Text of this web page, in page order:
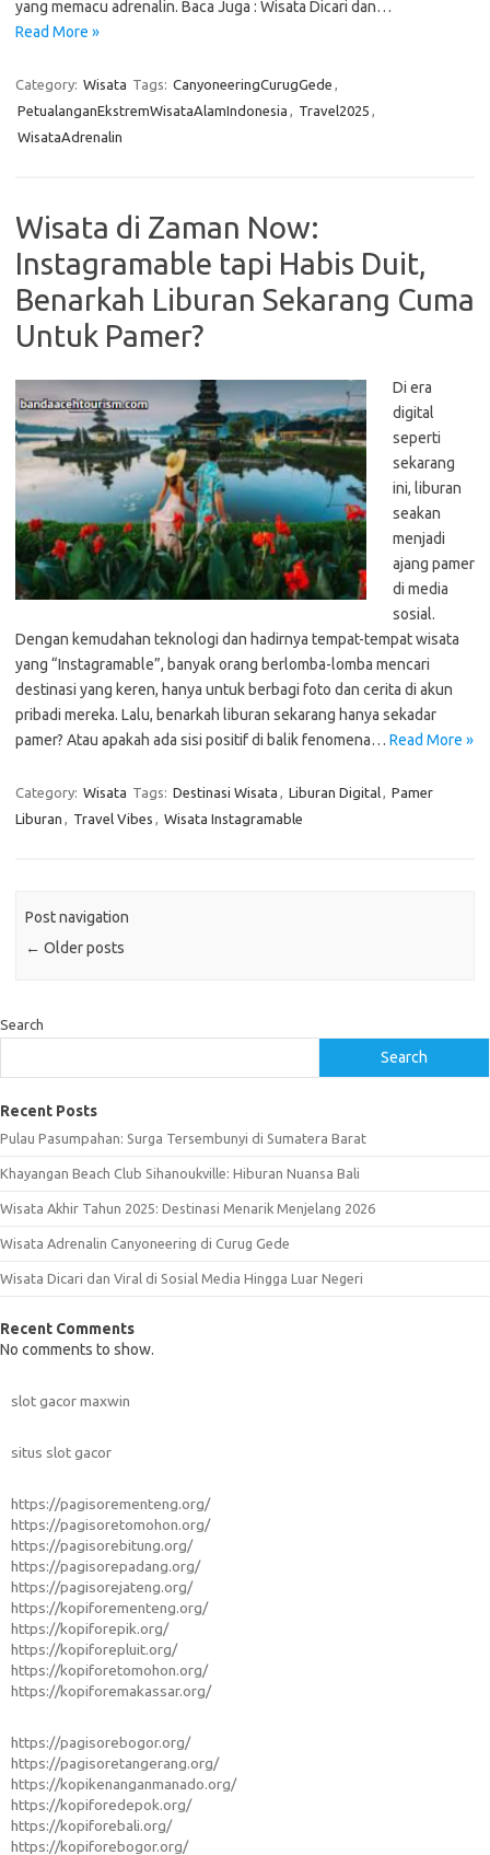
yang memacu adrenalin. Baca Juga : Wisata Dicari dan…
Read More »
Category: Wisata Tags: CanyoneeringCurugGede ,
PetualanganEkstremWisataAlamIndonesia , Travel2025 ,
WisataAdrenalin
Wisata di Zaman Now:
Instagramable tapi Habis Duit,
Benarkah Liburan Sekarang Cuma
Untuk Pamer?
Di era
digital
seperti
sekarang
ini, liburan
seakan
menjadi
ajang pamer
di media
sosial.
Dengan kemudahan teknologi dan hadirnya tempat-tempat wisata
yang “Instagramable”, banyak orang berlomba-lomba mencari
destinasi yang keren, hanya untuk berbagi foto dan cerita di akun
pribadi mereka. Lalu, benarkah liburan sekarang hanya sekadar
pamer? Atau apakah ada sisi positif di balik fenomena… Read More »
Category: Wisata Tags: Destinasi Wisata , Liburan Digital, Pamer
Liburan , Travel Vibes , Wisata Instagramable
Post navigation
← Older posts
Search
Search
Recent Posts
Pulau Pasumpahan: Surga Tersembunyi di Sumatera Barat
Khayangan Beach Club Sihanoukville: Hiburan Nuansa Bali
Wisata Akhir Tahun 2025: Destinasi Menarik Menjelang 2026
Wisata Adrenalin Canyoneering di Curug Gede
Wisata Dicari dan Viral di Sosial Media Hingga Luar Negeri
Recent Comments
No comments to show.
slot gacor maxwin
situs slot gacor
https://pagisorementeng.org/
https://pagisoretomohon.org/
https://pagisorebitung.org/
https://pagisorepadang.org/
https://pagisorejateng.org/
https://kopiforementeng.org/
https://kopiforepik.org/
https://kopiforepluit.org/
https://kopiforetomohon.org/
https://kopiforemakassar.org/
https://pagisorebogor.org/
https://pagisoretangerang.org/
https://kopikenanganmanado.org/
https://kopiforedepok.org/
https://kopiforebali.org/
https://kopiforebogor.org/